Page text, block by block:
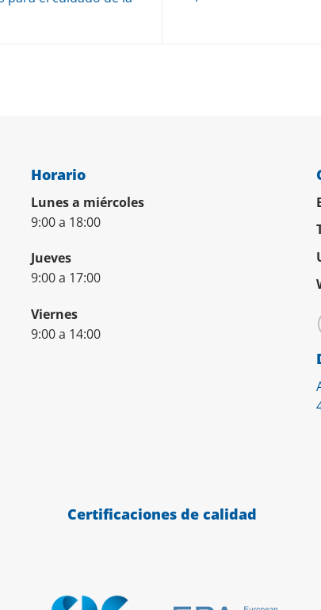
Horario
Lunes a miércoles
9:00 a 18:00
Jueves
9:00 a 17:00
Viernes
9:00 a 14:00
Certificaciones de calidad